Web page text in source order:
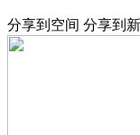
分享到空间 分享到